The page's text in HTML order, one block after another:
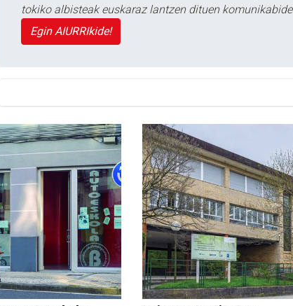
tokiko albisteak euskaraz lantzen dituen
Egin AIURRIkide!